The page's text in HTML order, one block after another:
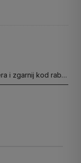
i zgarnij kod